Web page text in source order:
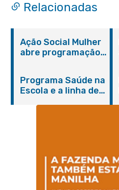
Relacionadas
Ação Social Mulher
abre programação
serviços gratuitos e
orientações
Programa Saúde na
Escola e a linha de
Magalhães Seabra